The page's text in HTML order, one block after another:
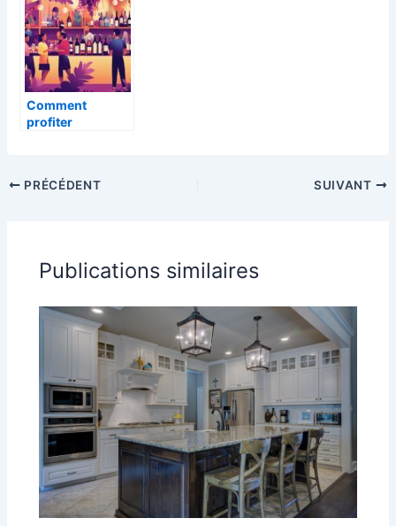
Comment
profiter
conseils
PRÉCÉDENT SUIVANT
Publications similaires